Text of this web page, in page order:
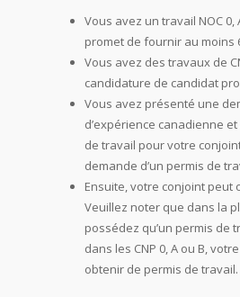
Vous avez un travail NOC 0,
promet de fournir au moins
Vous avez des travaux de
candidature de candidat
Vous avez présenté une
d’expérience canadienne
de travail pour votre
demande d’un permis de
Ensuite, votre conjoint peut
Veuillez noter que dans la
possédez qu’un permis de
dans les CNP 0, A ou B,
obtenir de permis de travail.